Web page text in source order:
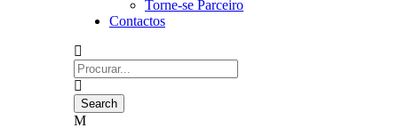
Torne-se Parceiro
Contactos